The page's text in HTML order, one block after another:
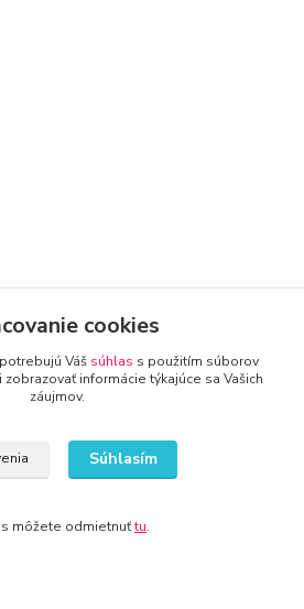
práva vyhradené KAMENIK.SK
cookies
Váš súhlas s použitím súborov
informácie týkajúce sa Vašich
záujmov.
Súhlasím
môžete odmietnuťtu.